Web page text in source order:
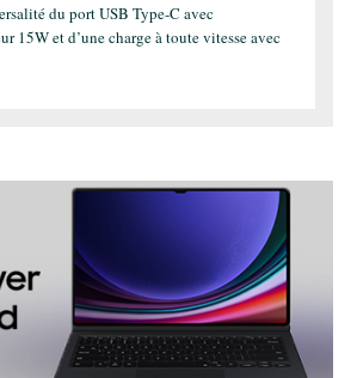
du port USB Type-C avec
15W et d’une charge à toute vitesse avec